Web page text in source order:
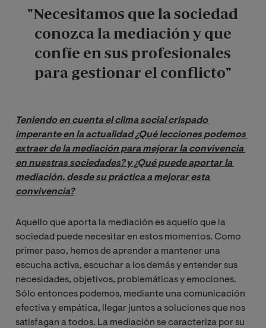
"Necesitamos que la sociedad
conozca la mediación y que
confíe en sus profesionales
para gestionar el conflicto"
Teniendo en cuenta el clima social crispado
imperante en la actualidad ¿Qué lecciones podemos
extraer de la mediación para mejorar la convivencia
en nuestras sociedades? y ¿Qué puede aportar la
mediación, desde su práctica a mejorar esta
convivencia?
Aquello que aporta la mediación es aquello que la
sociedad puede necesitar en estos momentos. Como
primer paso, hemos de aprender a mantener una
escucha activa, escuchar a los demás y entender sus
necesidades, objetivos, problemáticas y emociones.
Sólo entonces podemos, mediante una comunicación
efectiva y empática, llegar juntos a soluciones que nos
satisfagan a todos. La mediación se caracteriza por su